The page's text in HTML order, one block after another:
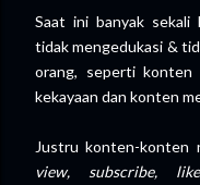
Saat ini banyak sekali
tidak mengedukasi &
orang, seperti konten
kekayaan dan konten
Justru konten-konten
view, subscribe,